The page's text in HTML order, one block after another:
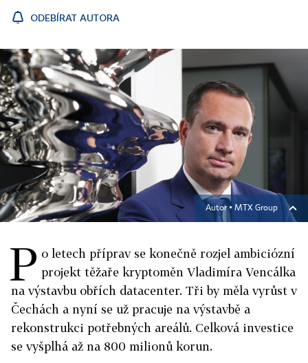
ODEBÍRAT AUTORA
Autor ▪ MTX Group
P o letech příprav se konečně rozjel ambiciózní
projekt těžaře kryptoměn Vladimíra Vencálka
na výstavbu obřích datacenter. Tři by měla vyrůst v
Čechách a nyní se už pracuje na výstavbě a
rekonstrukci potřebných areálů. Celková investice
se vyšplhá až na 800 milionů korun.